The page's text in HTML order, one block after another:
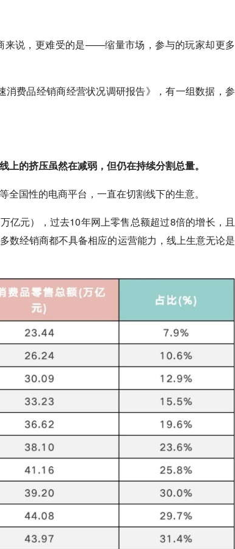
来说，更难受的是——缩量市场，参与的玩家却更多
消费品经销商经营状况调研报告》，有一组数据，参
的挤压虽然在减弱，但仍在持续分割总量。
国性的电商平台，一直在切割线下的生意。
亿元），过去10年网上零售总额超过8倍的增长，且
数经销商都不具备相应的运营能力，线上生意无论是